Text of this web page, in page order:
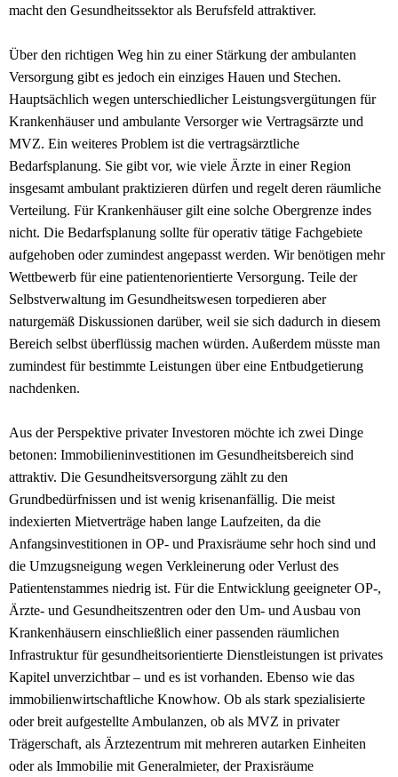
macht den Gesundheitssektor als Berufsfeld attraktiver.
Über den richtigen Weg hin zu einer Stärkung der ambulanten
Versorgung gibt es jedoch ein einziges Hauen und Stechen.
Hauptsächlich wegen unterschiedlicher Leistungsvergütungen für
Krankenhäuser und ambulante Versorger wie Vertragsärzte und
MVZ. Ein weiteres Problem ist die vertragsärztliche
Bedarfsplanung. Sie gibt vor, wie viele Ärzte in einer Region
insgesamt ambulant praktizieren dürfen und regelt deren räumliche
Verteilung. Für Krankenhäuser gilt eine solche Obergrenze indes
nicht. Die Bedarfsplanung sollte für operativ tätige Fachgebiete
aufgehoben oder zumindest angepasst werden. Wir benötigen mehr
Wettbewerb für eine patientenorientierte Versorgung. Teile der
Selbstverwaltung im Gesundheitswesen torpedieren aber
naturgemäß Diskussionen darüber, weil sie sich dadurch in diesem
Bereich selbst überflüssig machen würden. Außerdem müsste man
zumindest für bestimmte Leistungen über eine Entbudgetierung
nachdenken.
Aus der Perspektive privater Investoren möchte ich zwei Dinge
betonen: Immobilieninvestitionen im Gesundheitsbereich sind
attraktiv. Die Gesundheitsversorgung zählt zu den
Grundbedürfnissen und ist wenig krisenanfällig. Die meist
indexierten Mietverträge haben lange Laufzeiten, da die
Anfangsinvestitionen in OP- und Praxisräume sehr hoch sind und
die Umzugsneigung wegen Verkleinerung oder Verlust des
Patientenstammes niedrig ist. Für die Entwicklung geeigneter OP-,
Ärzte- und Gesundheitszentren oder den Um- und Ausbau von
Krankenhäusern einschließlich einer passenden räumlichen
Infrastruktur für gesundheitsorientierte Dienstleistungen ist privates
Kapitel unverzichtbar – und es ist vorhanden. Ebenso wie das
immobilienwirtschaftliche Knowhow. Ob als stark spezialisierte
oder breit aufgestellte Ambulanzen, ob als MVZ in privater
Trägerschaft, als Ärztezentrum mit mehreren autarken Einheiten
oder als Immobilie mit Generalmieter, der Praxisräume